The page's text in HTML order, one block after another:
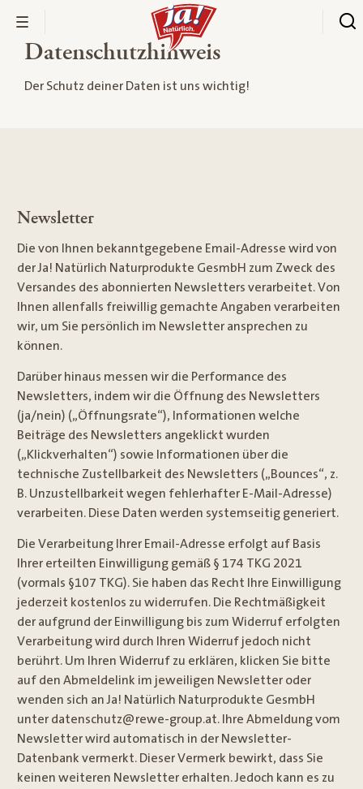
Datenschutzhinweis
Der Schutz deiner Daten ist uns wichtig!
Newsletter
Die von Ihnen bekanntgegebene Email-Adresse wird von
der Ja! Natürlich Naturprodukte GesmbH zum Zweck des
Versandes des abonnierten Newsletters verarbeitet. Von
Ihnen allenfalls freiwillig gemachte Angaben verarbeiten
wir, um Sie persönlich im Newsletter ansprechen zu
können.
Darüber hinaus messen wir die Performance des
Newsletters, indem wir die Öffnung des Newsletters
(ja/nein) („Öffnungsrate“), Informationen welche
Beiträge des Newsletters angeklickt wurden
(„Klickverhalten“) sowie Informationen über die
technische Zustellbarkeit des Newsletters („Bounces“, z.
B. Unzustellbarkeit wegen fehlerhafter E-Mail-Adresse)
verarbeiten. Diese Daten werden systemseitig generiert.
Die Verarbeitung Ihrer Email-Adresse erfolgt auf Basis
Ihrer erteilten Einwilligung gemäß § 174 TKG 2021
(vormals §107 TKG). Sie haben das Recht Ihre Einwilligung
jederzeit kostenlos zu widerrufen. Die Rechtmäßigkeit
der aufgrund der Einwilligung bis zum Widerruf erfolgten
Verarbeitung wird durch Ihren Widerruf jedoch nicht
berührt. Um Ihren Widerruf zu erklären, klicken Sie bitte
auf den Abmeldelink im jeweiligen Newsletter oder
wenden sich an Ja! Natürlich Naturprodukte GesmbH
unter datenschutz@rewe-group.at. Ihre Abmeldung vom
Newsletter wird automatisch in der Newsletter-
Datenbank vermerkt. Dieser Vermerk bewirkt, dass Sie
keinen weiteren Newsletter erhalten. Jedoch kann es zu